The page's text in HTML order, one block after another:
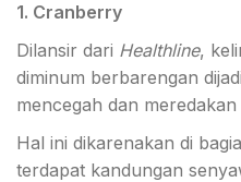
1. Cranberry
Dilansir dari Healthline,
diminum berbarengan
mencegah dan
Hal ini dikarenakan di
terdapat kandungan